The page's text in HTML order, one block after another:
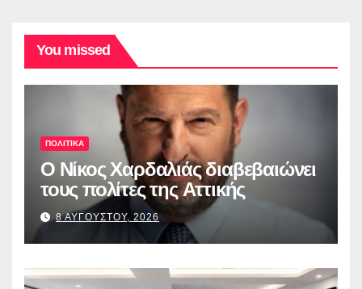
You missed
ΠΟΛΙΤΙΚΑ
O Νίκος Χαρδαλιάς διαβεβαιώνει
τους πολίτες της Αττικής
8 ΑΥΓΟΥΣΤΟΥ, 2026